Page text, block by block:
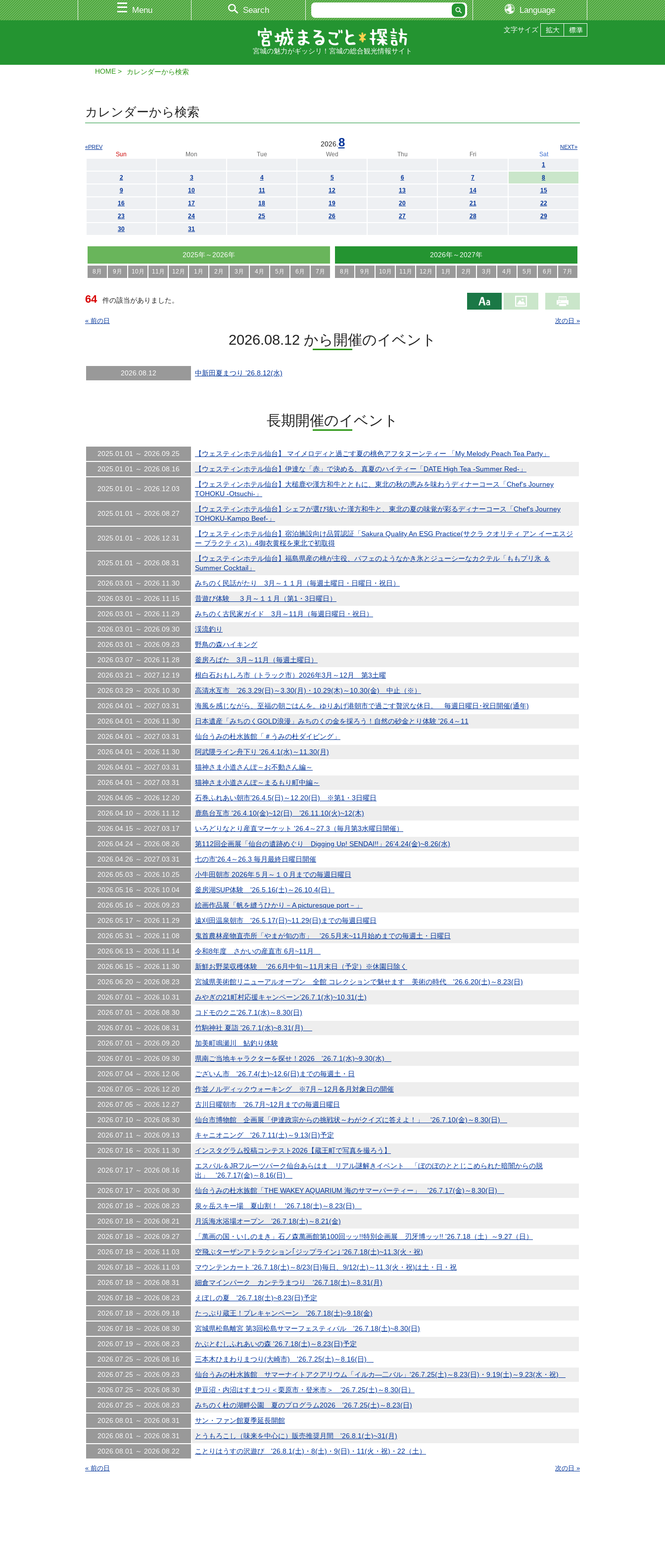
Menu Search Language
文字サイズ
宮城の魅力がギッシリ！宮城の総合観光情報サイト
HOME カレンダーから検索
カレンダーから検索
2026. 8
«PREV NEXT»
Sun Mon Tue Wed Thu Fri
Sat
1
2
3 4 5 6 7
8
9
10 11 12 13 14
15
16
17 18 19 20 21
22
23
24 25 26 27 28
29
30
31
2025年～2026年
8月 9月 10月 11月 12月 1月 2月 3月 4月 5月 6月 7月
2026年～2027年
8月 9月 10月 11月 12月 1月 2月 3月 4月 5月 6月 7月
64 件の該当がありました。
« 前の日 次の日 »
2026.08.12 から開催のイベント
2026.08.12 中新田夏まつり ’26.8.12(水)
長期開催のイベント
2025.01.01 ～ 2026.09.25
【ウェスティンホテル仙台】 マイメロディと過ごす夏の桃色アフタヌーンティー 「My Melody Peach Tea Party」
2025.01.01 ～ 2026.08.16
【ウェスティンホテル仙台】伊達な「赤」で決める、真夏のハイティー「DATE High Tea -Summer Red-」
2025.01.01 ～ 2026.12.03
【ウェスティンホテル仙台】大槌鹿や漢方和牛とともに、東北の秋の恵みを味わうディナーコース「Chef's Journey
TOHOKU -Otsuchi-」
2025.01.01 ～ 2026.08.27
【ウェスティンホテル仙台】シェフが選び抜いた漢方和牛と、東北の夏の味覚が彩るディナーコース「Chef's Journey
TOHOKU-Kampo Beef-」
2025.01.01 ～ 2026.12.31
【ウェスティンホテル仙台】宿泊施設向け品質認証「Sakura Quality An ESG Practice(サクラ クオリティ アン イーエスジ
ー プラクティス)」4御衣黄桜を東北で初取得
2025.01.01 ～ 2026.08.31
【ウェスティンホテル仙台】福島県産の桃が主役、パフェのようなかき氷とジューシーなカクテル「ももプリ氷 ＆
Summer Cocktail」
2026.03.01 ～ 2026.11.30
みちのく民話がたり 3月～１１月（毎週土曜日・日曜日・祝日）
2026.03.01 ～ 2026.11.15
昔遊び体験 ３月～１１月（第1・3日曜日）
2026.03.01 ～ 2026.11.29
みちのく古民家ガイド 3月～11月（毎週日曜日・祝日）
2026.03.01 ～ 2026.09.30
渓流釣り
2026.03.01 ～ 2026.09.23
野鳥の森ハイキング
2026.03.07 ～ 2026.11.28
釜房ろばた 3月～11月（毎週土曜日）
2026.03.21 ～ 2027.12.19
根白石おもしろ市（トラック市）2026年3月～12月 第3土曜
2026.03.29 ～ 2026.10.30
高清水互市 ’26.3.29(日)～3.30(月)・10.29(木)～10.30(金) 中止（※）
2026.04.01 ～ 2027.03.31
海風を感じながら、至福の朝ごはんを。ゆりあげ港朝市で過ごす贅沢な休日。 毎週日曜日･祝日開催(通年)
2026.04.01 ～ 2026.11.30
日本遺産「みちのくGOLD浪漫」みちのくの金を採ろう！自然の砂金とり体験 '26.4～11
2026.04.01 ～ 2027.03.31
仙台うみの杜水族館「＃うみの杜ダイビング」
2026.04.01 ～ 2026.11.30
阿武隈ライン舟下り '26.4.1(水)～11.30(月)
2026.04.01 ～ 2027.03.31
猫神さま小道さんぽ～お不動さん編～
2026.04.01 ～ 2027.03.31
猫神さま小道さんぽ～まるもり町中編～
2026.04.05 ～ 2026.12.20
石巻ふれあい朝市’26.4.5(日)～12.20(日) ※第1・3日曜日
2026.04.10 ～ 2026.11.12
鹿島台互市 '26.4.10(金)~12(日) ’26.11.10(火)~12(木)
2026.04.15 ～ 2027.03.17
いろどりなとり産直マーケット '26.4～27.3（毎月第3水曜日開催）
2026.04.24 ～ 2026.08.26
第112回企画展「仙台の遺跡めぐり Digging Up! SENDAI!!」26’4.24(金)~8.26(水)
2026.04.26 ～ 2027.03.31
七の市'26.4～26.3 毎月最終日曜日開催
2026.05.03 ～ 2026.10.25
小牛田朝市 2026年５月～１０月までの毎週日曜日
2026.05.16 ～ 2026.10.04
釜房湖SUP体験 '26.5.16(土)～26.10.4(日）
2026.05.16 ～ 2026.09.23
絵画作品展「帆を縫うひかり－A picturesque port－」
2026.05.17 ～ 2026.11.29
遠刈田温泉朝市 '26.5.17(日)~11.29(日)までの毎週日曜日
2026.05.31 ～ 2026.11.08
鬼首農林産物直売所「やまが旬の市」 '26.5月末~11月始めまでの毎週土・日曜日
2026.06.13 ～ 2026.11.14
令和8年度 さかいの産直市 6月~11月
2026.06.15 ～ 2026.11.30
新鮮お野菜収穫体験 '26.6月中旬～11月末日（予定）※休園日除く
2026.06.20 ～ 2026.08.23
宮城県美術館リニューアルオープン 全館 コレクションで魅せます 美術の時代 '26.6.20(土)～8.23(日)
2026.07.01 ～ 2026.10.31
みやぎの21町村応援キャンペーン'26.7.1(水)~10.31(土)
2026.07.01 ～ 2026.08.30
コドモのクニ'26.7.1(水)～8.30(日)
2026.07.01 ～ 2026.08.31
竹駒神社 夏詣 '26.7.1(水)~8.31(月)
2026.07.01 ～ 2026.09.20
加美町鳴瀬川 鮎釣り体験
2026.07.01 ～ 2026.09.30
県南ご当地キャラクターを探せ！2026 '26.7.1(水)~9.30(水)
2026.07.04 ～ 2026.12.06
ございん市 '26.7.4(土)~12.6(日)までの毎週土・日
2026.07.05 ～ 2026.12.20
作並ノルディックウォーキング ※7月～12月各月対象日の開催
2026.07.05 ～ 2026.12.27
古川日曜朝市 '26.7月~12月までの毎週日曜日
2026.07.10 ～ 2026.08.30
仙台市博物館 企画展「伊達政宗からの挑戦状～わがクイズに答えよ！」 '26.7.10(金)～8.30(日)
2026.07.11 ～ 2026.09.13
キャニオニング '26.7.11(土)～9.13(日)予定
2026.07.16 ～ 2026.11.30
インスタグラム投稿コンテスト2026【蔵王町で写真を撮ろう】
2026.07.17 ～ 2026.08.16
エスパル＆JRフルーツパーク仙台あらはま リアル謎解きイベント 「ぼのぼのととじこめられた暗闇からの脱
出」 '26.7.17(金)～8.16(日)
2026.07.17 ～ 2026.08.30
仙台うみの杜水族館「THE WAKEY AQUARIUM 海のサマーパーティー」 '26.7.17(金)～8.30(日)
2026.07.18 ～ 2026.08.23
泉ヶ岳スキー場 夏山割！ '26.7.18(土)～8.23(日)
2026.07.18 ～ 2026.08.21
月浜海水浴場オープン ’26.7.18(土)～8.21(金)
2026.07.18 ～ 2026.09.27
「萬画の国・いしのまき」石ノ森萬画館第100回ッッ!!特別企画展 刃牙博ッッ!! '26.7.18（土）～9.27（日）
2026.07.18 ～ 2026.11.03
空飛ぶターザンアトラクション｢ジップライン｣ '26.7.18(土)~11.3(火・祝)
2026.07.18 ～ 2026.11.03
マウンテンカート '26.7.18(土)～8/23(日)毎日、9/12(土)～11.3(火・祝)は土・日・祝
2026.07.18 ～ 2026.08.31
細倉マインパーク カンテラまつり '26.7.18(土)～8.31(月)
2026.07.18 ～ 2026.08.23
えぼしの夏 '26.7.18(土)~8.23(日)予定
2026.07.18 ～ 2026.09.18
たっぷり蔵王！プレキャンペーン ’26.7.18(土)~9.18(金)
2026.07.18 ～ 2026.08.30
宮城県松島離宮 第3回松島サマーフェスティバル '26.7.18(土)~8.30(日)
2026.07.19 ～ 2026.08.23
かぶとむしふれあいの森 '26.7.18(土)～8.23(日)予定
2026.07.25 ～ 2026.08.16
三本木ひまわりまつり(大崎市) '26.7.25(土)～8.16(日)
2026.07.25 ～ 2026.09.23
仙台うみの杜水族館 サマーナイトアクアリウム「イルカ―二バル」'26.7.25(土)～8.23(日)・9.19(土)～9.23(水・祝)
2026.07.25 ～ 2026.08.30
伊豆沼・内沼はすまつり＜栗原市・登米市＞ ’26.7.25(土)～8.30(日）
2026.07.25 ～ 2026.08.23
みちのく杜の湖畔公園 夏のプログラム2026 '26.7.25(土)～8.23(日)
2026.08.01 ～ 2026.08.31
サン・ファン館夏季延長開館
2026.08.01 ～ 2026.08.31
とうもろこし（味来を中心に）販売推奨月間 '26.8.1(土)~31(月)
2026.08.01 ～ 2026.08.22
ことりはうすの沢遊び '26.8.1(土)・8(土)・9(日)・11(火・祝)・22（土）
« 前の日 次の日 »